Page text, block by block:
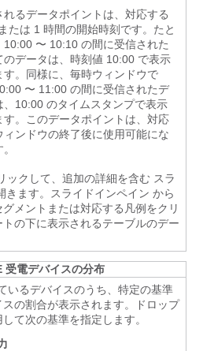
れるデータポイントは、対応する
たは 1 時間の開始時刻です。たと
10:00 〜 10:10 の間に受信された
のデータは、時刻値 10:00 で表示
す。同様に、毎時ウィンドウで
〜 11:00 の間に受信されたデ
、10:00 のタイムスタンプで表示
す。このデータポイントは、対応
ィンドウの終了後に使用可能にな
ックして、追加の詳細を含む スラ
きます。 スライドインペイン から
メントまたは対応する凡例をクリ
の下に表示されるテーブルのデー
受電デバイスの分布
いるデバイスのうち、特定の基準
の割合が表示されます。ドロップ
て次の基準を指定します。